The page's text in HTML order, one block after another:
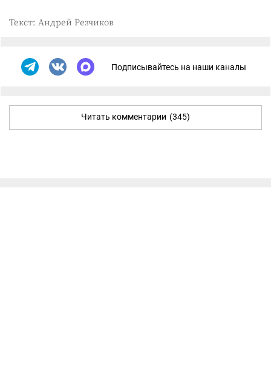
Текст: Андрей Резчиков
Подписывайтесь на наши каналы
Читать комментарии (345)